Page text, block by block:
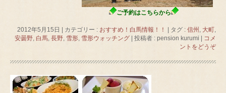
ご予約はこちらから
2012年5月15日 カテゴリー : おすすめ！白馬情報！！ タグ : 信州 , 大町,
安曇野, 白馬, 長野, 雪形, 雪形ウォッチング 投稿者 : pension kurumi
コメ
ントをどうぞ